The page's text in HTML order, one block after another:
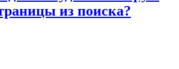
из поиска?